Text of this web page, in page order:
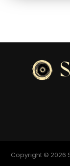
Copyright © 2026